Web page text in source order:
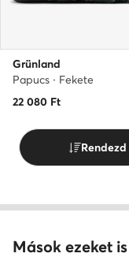
Grünland
Papucs · Fekete
22 080 Ft
Rendezd
Mások ezeket